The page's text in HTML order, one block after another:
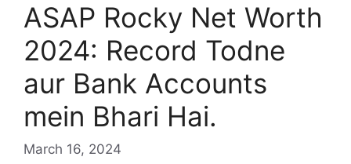
ASAP Rocky Net Worth
2024: Record Todne
aur Bank Accounts
mein Bhari Hai.
March 16, 2024